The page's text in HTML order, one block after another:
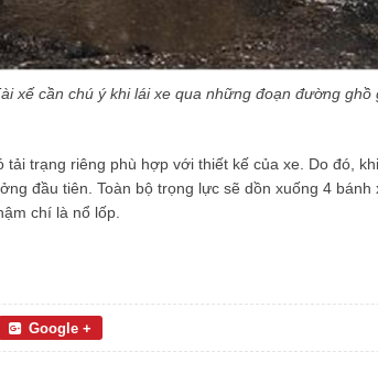
xế cần chú ý khi lái xe qua những đoạn đường ghồ
tải trạng riêng phù hợp với thiết kế của xe. Do đó,
đầu tiên. Toàn bộ trọng lực sẽ dồn xuống 4 bánh
chí là nổ lốp.
Google +